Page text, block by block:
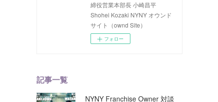
締役営業本部長 小崎昌平
Shohei Kozaki NYNY オウンド
サイト（ownd Site）
フォロー
記事一覧
NYNY Franchise Owner 対談